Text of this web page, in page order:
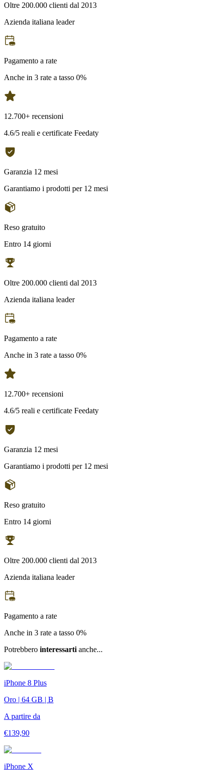
Oltre 200.000 clienti dal 2013
Azienda italiana leader
Pagamento a rate
Anche in 3 rate a tasso 0%
12.700+ recensioni
4.6/5 reali e certificate Feedaty
Garanzia 12 mesi
Garantiamo i prodotti per 12 mesi
Reso gratuito
Entro 14 giorni
Oltre 200.000 clienti dal 2013
Azienda italiana leader
Pagamento a rate
Anche in 3 rate a tasso 0%
12.700+ recensioni
4.6/5 reali e certificate Feedaty
Garanzia 12 mesi
Garantiamo i prodotti per 12 mesi
Reso gratuito
Entro 14 giorni
Oltre 200.000 clienti dal 2013
Azienda italiana leader
Pagamento a rate
Anche in 3 rate a tasso 0%
Potrebbero interessarti anche...
iPhone 8 Plus
Oro | 64 GB | B
A partire da
€139,90
iPhone X